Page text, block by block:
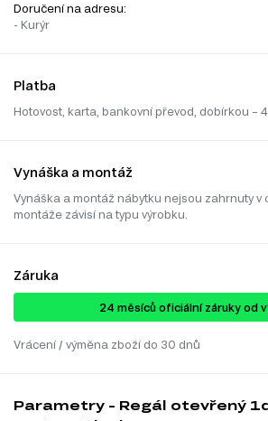
Doručení na adresu:
- Kurýr
Platba
Hotovost, karta, bankovní převod, dobírkou –
Vynáška a montáž
Vynáška a montáž nábytku nejsou zahrnuty v
montáže závisí na typu výrobku.
Záruka
24 ​​​​měsíců oficiální záruky od
Vrácení / výměna zboží do 30 dnů
Parametry - Regál otevřený